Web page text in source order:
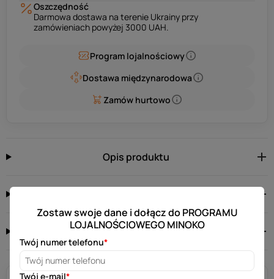
Oszczędność
Darmowa dostawa na terenie Ukrainy przy
zamówieniach powyżej 3000 UAH.
Program lojalnościowy
Dostawa międzynarodowa
Zamów hurtowo
Opis produktu
0.0
Zostaw swoje dane i dołącz do PROGRAMU
LOJALNOŚCIOWEGO MINOKO
Twój numer telefonu*
Twój e-mail*